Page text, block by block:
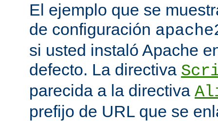
El ejemplo que se
de configuración
si usted instaló Apache
defecto. La directiva
parecida a la directiva
prefijo de URL que se